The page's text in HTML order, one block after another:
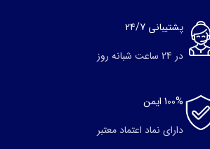
پشتیبانی 24/7
در 24 ساعت شبانه روز
100% ایمن
دارای نماد اعتماد معتبر